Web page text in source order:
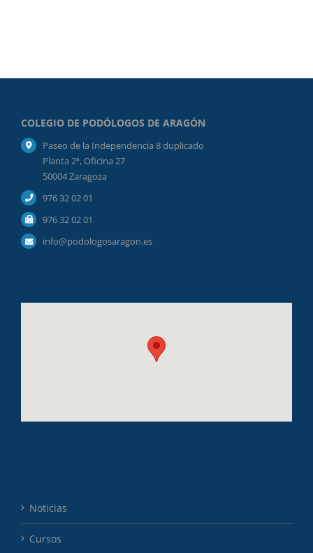
COLEGIO DE PODÓLOGOS DE ARAGÓN
Paseo de la Independencia 8 duplicado
Planta 2ª, Oficina 27
50004 Zaragoza
976 32 02 01
976 32 02 01
info@podologosaragon.es
Noticias
Cursos